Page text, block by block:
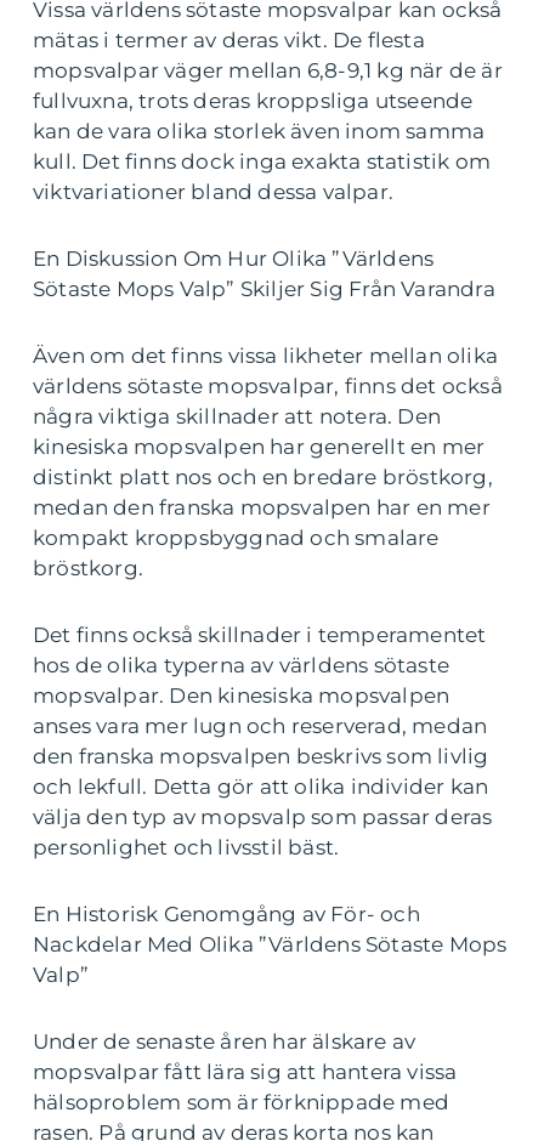
Vissa världens sötaste mopsvalpar kan också
mätas i termer av deras vikt. De flesta
mopsvalpar väger mellan 6,8-9,1 kg när de är
fullvuxna, trots deras kroppsliga utseende
kan de vara olika storlek även inom samma
kull. Det finns dock inga exakta statistik om
viktvariationer bland dessa valpar.
En Diskussion Om Hur Olika ”Världens
Sötaste Mops Valp” Skiljer Sig Från Varandra
Även om det finns vissa likheter mellan olika
världens sötaste mopsvalpar, finns det också
några viktiga skillnader att notera. Den
kinesiska mopsvalpen har generellt en mer
distinkt platt nos och en bredare bröstkorg,
medan den franska mopsvalpen har en mer
kompakt kroppsbyggnad och smalare
bröstkorg.
Det finns också skillnader i temperamentet
hos de olika typerna av världens sötaste
mopsvalpar. Den kinesiska mopsvalpen
anses vara mer lugn och reserverad, medan
den franska mopsvalpen beskrivs som livlig
och lekfull. Detta gör att olika individer kan
välja den typ av mopsvalp som passar deras
personlighet och livsstil bäst.
En Historisk Genomgång av För- och
Nackdelar Med Olika ”Världens Sötaste Mops
Valp”
Under de senaste åren har älskare av
mopsvalpar fått lära sig att hantera vissa
hälsoproblem som är förknippade med
rasen. På grund av deras korta nos kan